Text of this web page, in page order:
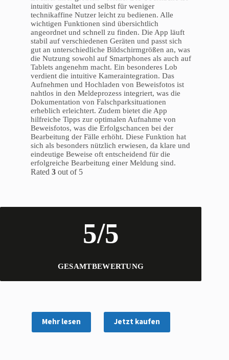
intuitiv gestaltet und selbst für weniger
technikaffine Nutzer leicht zu bedienen. Alle
wichtigen Funktionen sind übersichtlich
angeordnet und schnell zu finden. Die App läuft
stabil auf verschiedenen Geräten und passt sich
gut an unterschiedliche Bildschirmgrößen an, was
die Nutzung sowohl auf Smartphones als auch auf
Tablets angenehm macht. Ein besonderes Lob
verdient die intuitive Kameraintegration. Das
Aufnehmen und Hochladen von Beweisfotos ist
nahtlos in den Meldeprozess integriert, was die
Dokumentation von Falschparksituationen
erheblich erleichtert. Zudem bietet die App
hilfreiche Tipps zur optimalen Aufnahme von
Beweisfotos, was die Erfolgschancen bei der
Bearbeitung der Fälle erhöht. Diese Funktion hat
sich als besonders nützlich erwiesen, da klare und
eindeutige Beweise oft entscheidend für die
erfolgreiche Bearbeitung einer Meldung sind.
Rated 3 out of 5
5/5
GESAMTBEWERTUNG
Mehr lesen Jetzt kaufen